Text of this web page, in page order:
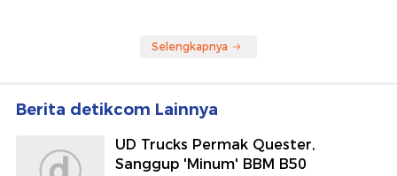
Selengkapnya
Berita detikcom Lainnya
UD Trucks Permak Quester,
Sanggup 'Minum' BBM B50